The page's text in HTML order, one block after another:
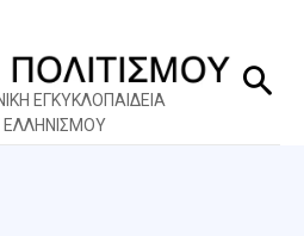
ΕΓΚΥΚΛΟΠΑΙΔΕΙΑ